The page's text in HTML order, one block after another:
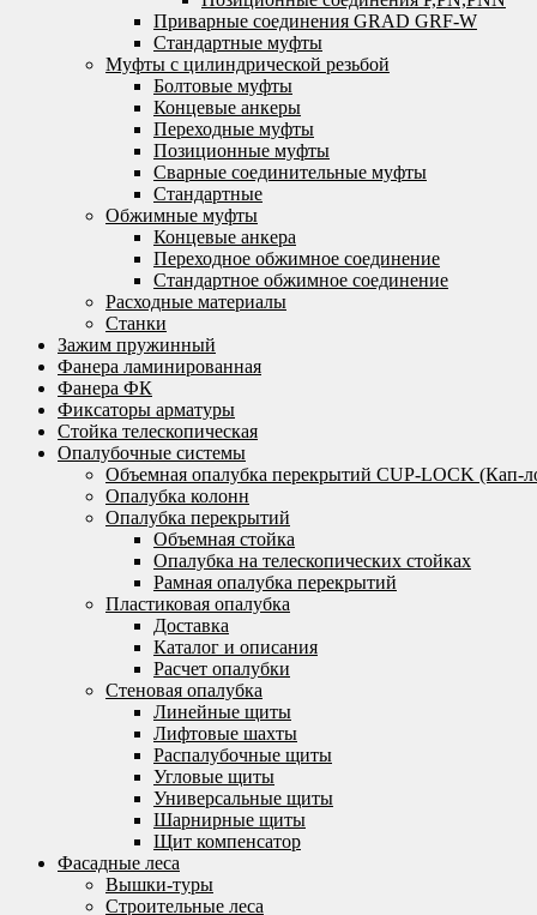
Приварные соединения GRAD GRF-W
Стандартные муфты
Муфты с цилиндрической резьбой
Болтовые муфты
Концевые анкеры
Переходные муфты
Позиционные муфты
Сварные соединительные муфты
Стандартные
Обжимные муфты
Концевые анкера
Переходное обжимное соединение
Стандартное обжимное соединение
Расходные материалы
Станки
Зажим пружинный
Фанера ламинированная
Фанера ФК
Фиксаторы арматуры
Стойка телескопическая
Опалубочные системы
Объемная опалубка перекрытий CUP-LOCK (Кап-
Опалубка колонн
Опалубка перекрытий
Объемная стойка
Опалубка на телескопических стойках
Рамная опалубка перекрытий
Пластиковая опалубка
Доставка
Каталог и описания
Расчет опалубки
Стеновая опалубка
Линейные щиты
Лифтовые шахты
Распалубочные щиты
Угловые щиты
Универсальные щиты
Шарнирные щиты
Щит компенсатор
Фасадные леса
Вышки-туры
Строительные леса